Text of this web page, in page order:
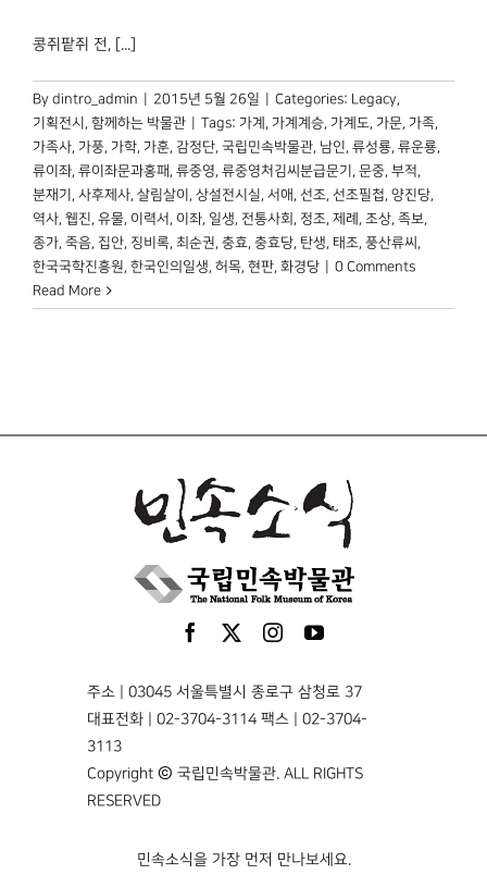
콩쥐팥쥐 전, [...]
By dintro_admin 2015년 5월 26일 Categories: Legacy,
기획전시 , 함께하는 박물관 Tags: 가계 , 가계계승, 가계도, 가문, 가족,
가족사, 가풍, 가학, 가훈, 감정단, 국립민속박물관, 남인, 류성룡, 류운룡,
류이좌, 류이좌문과홍패 , 류중영, 류중영처김씨분급문기 , 문중, 부적,
분재기 , 사후제사, 살림살이 , 상설전시실, 서애 , 선조, 선조필첩, 양진당,
역사, 웹진, 유물, 이력서 , 이좌, 일생, 전통사회 , 정조, 제례 , 조상, 족보,
종가, 죽음, 집안, 징비록, 최순권, 충효, 충효당, 탄생, 태조, 풍산류씨 ,
한국국학진흥원, 한국인의일생, 허목, 현판, 화경당
0 Comments
Read More
주소 | 03045 서울특별시 종로구 삼청로 37
대표전화 | 02-3704-3114 팩스 | 02-3704-
3113
Copyright © 국립민속박물관. ALL RIGHTS
RESERVED
민속소식을 가장 먼저 만나보세요.